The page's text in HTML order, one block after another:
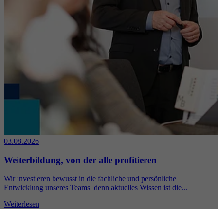
03.08.2026
Weiterbildung, von der alle profitieren
Wir investieren bewusst in die fachliche und persönliche
Entwicklung unseres Teams, denn aktuelles Wissen ist die...
Weiterlesen